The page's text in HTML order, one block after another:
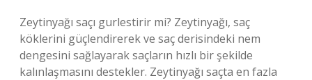
Zeytinyağı saçı gurlestirir mi? Zeytinyağı, saç
köklerini güçlendirerek ve saç derisindeki nem
dengesini sağlayarak saçların hızlı bir şekilde
kalınlaşmasını destekler. Zeytinyağı saçta en fazla